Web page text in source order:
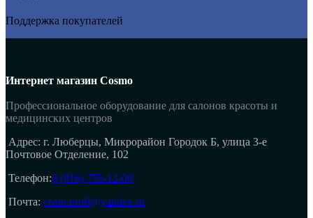
Поддержка покупателей
Интернет магазин Cosmo
Профессиональное оборудование для салонов красоты и
медицинских центров
Адрес: г. Люберцы, Микрорайон Городок Б, улица 3-е
Почтовое Отделение, 102
Телефон:8 (916) 755-12-00
Почта: cosm.profi@yandex.ru